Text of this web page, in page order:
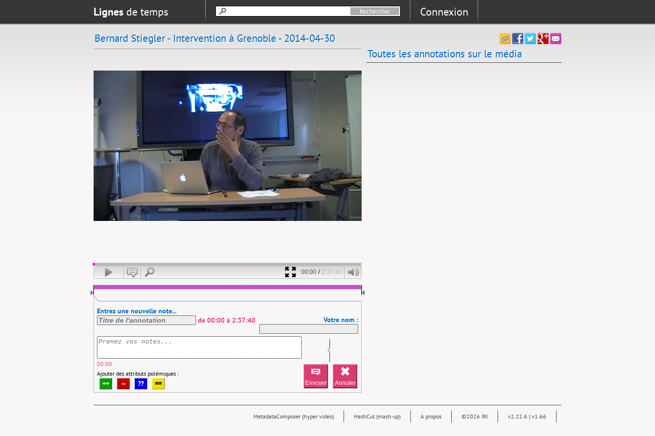
Lignes de temps Connexion
Bernard Stiegler - Intervention à Grenoble - 2014-04-30
00:00 / 2:37:40
Entrez une nouvelle note...
de 00:00 à 2:37:40 Votre nom :
00:00
Ajouter des attributs polémiques :
++ -- ?? ==
Toutes les annotations sur le média
v2.22.6 | v1.66
©2026 IRI
A propos
HashCut (mash-up)
MetadataComposer (hyper video)